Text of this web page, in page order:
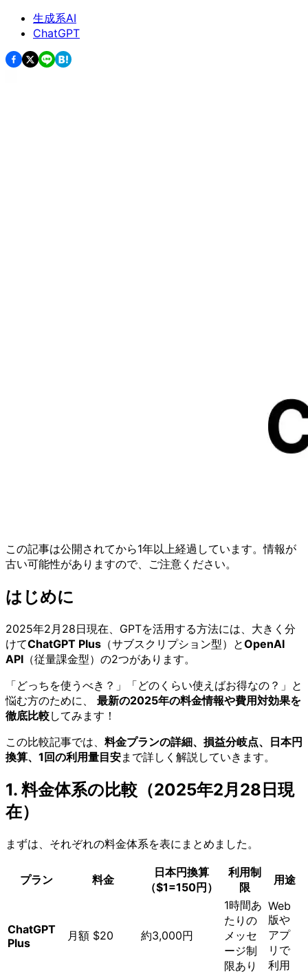
生成系AI
ChatGPT
この記事は公開されてから1年以上経過しています。情報が
古い可能性がありますので、ご注意ください。
はじめに
2025年2月28日現在、GPTを活用する方法には、大きく分
けてChatGPT Plus （サブスクリプション型）とOpenAI
API （従量課金型）の2つがあります。
「どっちを使うべき？」「どのくらい使えばお得なの？」と
悩む方のために、 最新の2025年の料金情報や費用対効果を
徹底比較してみます！
この比較記事では、 料金プランの詳細、損益分岐点、日本円
換算、1回の利用量目安まで詳しく解説していきます。
1. 料金体系の比較（2025年2月28日現
在）
まずは、それぞれの料金体系を表にまとめました。
プラン 料金
日本円換算
（$1=150円）
利用制
限
用途
ChatGPT
Plus
月額 $20 約3,000円
1時間あ
たりの
メッセ
ージ制
限あり
Web
版や
アプ
リで
利用